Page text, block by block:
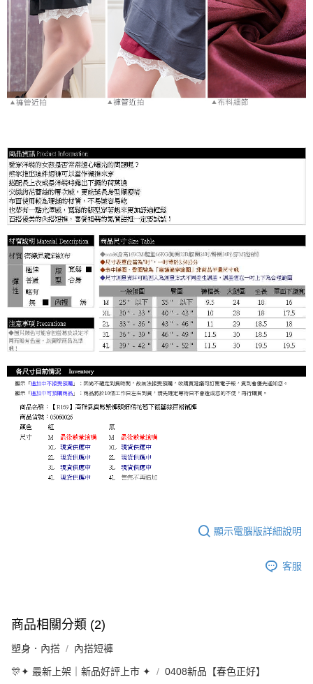
顯示電腦版詳細說明
客服
商品相關分類 (2)
塑身．內搭 內搭短褲
🎊✦ 最新上架｜新品好評上市 ✦ 0408新品【春色正好】